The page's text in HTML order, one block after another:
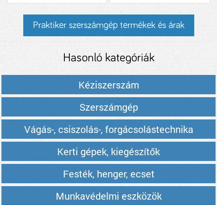
Praktiker szerszámgép termékek és árak
Hasonló kategóriák
Kéziszerszám
Szerszámgép
Vágás-, csiszolás-, forgácsolástechnika
Kerti gépek, kiegészítők
Festék, henger, ecset
Munkavédelmi eszközök